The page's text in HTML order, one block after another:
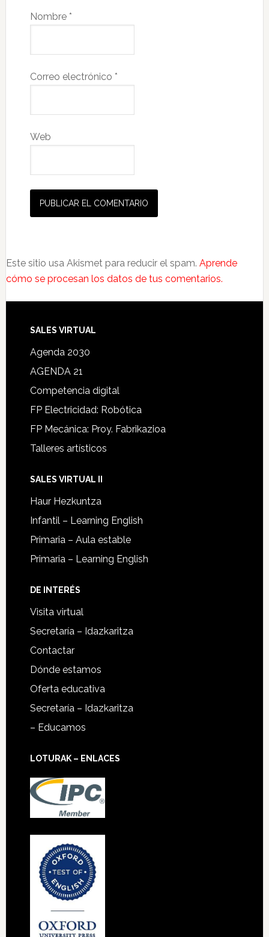
Nombre *
Correo electrónico *
Web
Este sitio usa Akismet para reducir el spam. Aprende
cómo se procesan los datos de tus comentarios.
SALES VIRTUAL
Agenda 2030
AGENDA 21
Competencia digital
FP Electricidad: Robótica
FP Mecánica: Proy. Fabrikazioa
Talleres artísticos
SALES VIRTUAL II
Haur Hezkuntza
Infantil – Learning English
Primaria – Aula estable
Primaria – Learning English
DE INTERÉS
Visita virtual
Secretaría – Idazkaritza
Contactar
Dónde estamos
Oferta educativa
Secretaría – Idazkaritza
– Educamos
LOTURAK – ENLACES